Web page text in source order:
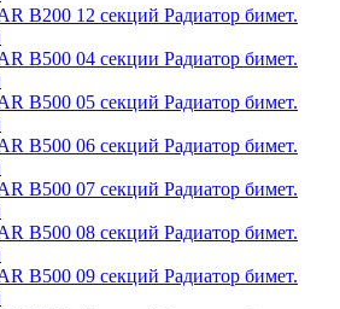
Радиатор бимет.
Радиатор бимет.
Радиатор бимет.
Радиатор бимет.
Радиатор бимет.
Радиатор бимет.
Радиатор бимет.